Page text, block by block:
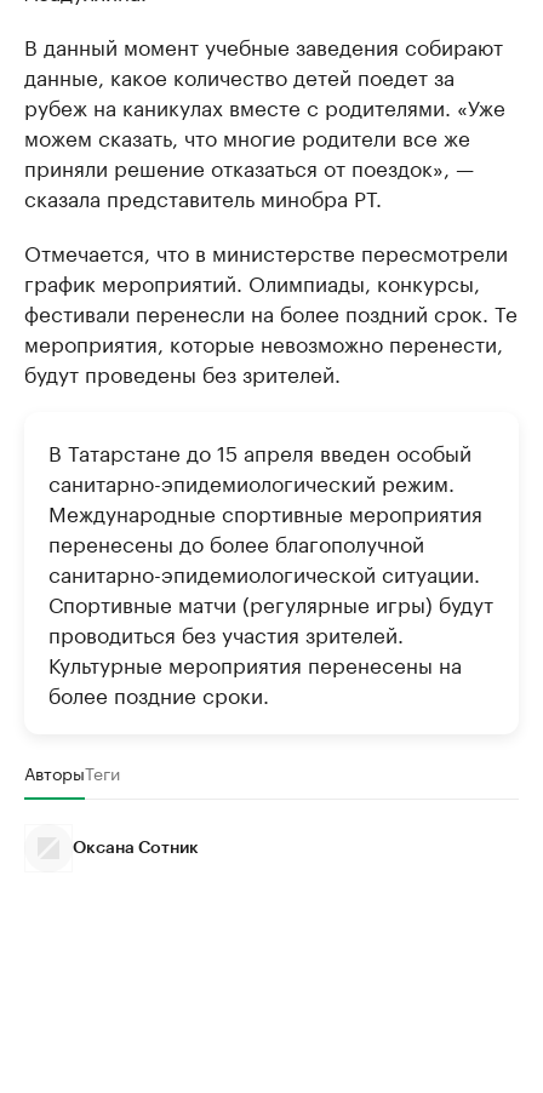
В данный момент учебные заведения собирают
данные, какое количество детей поедет за
рубеж на каникулах вместе с родителями. «Уже
можем сказать, что многие родители все же
приняли решение отказаться от поездок», —
сказала представитель минобра РТ.
Отмечается, что в министерстве пересмотрели
график мероприятий. Олимпиады, конкурсы,
фестивали перенесли на более поздний срок. Те
мероприятия, которые невозможно перенести,
будут проведены без зрителей.
В Татарстане до 15 апреля введен особый
санитарно-эпидемиологический режим.
Международные спортивные мероприятия
перенесены до более благополучной
санитарно-эпидемиологической ситуации.
Спортивные матчи (регулярные игры) будут
проводиться без участия зрителей.
Культурные мероприятия перенесены на
более поздние сроки.
АвторыТеги
Оксана Сотник